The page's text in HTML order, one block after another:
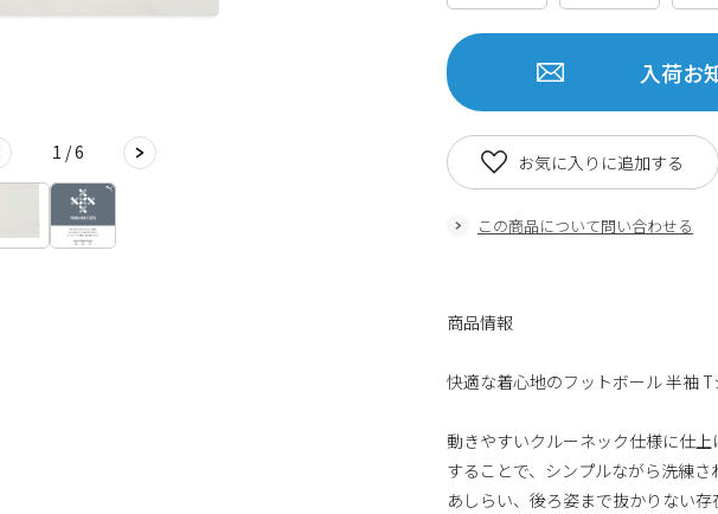
1 / 6
入荷お
この商品について問い合わせる
お気に入りに追加する
商品情報
快適な着心地のフットボール 半袖 T
動きやすいクルーネック仕様に仕
することで、シンプルながら洗練
あしらい、後ろ姿まで抜かりない